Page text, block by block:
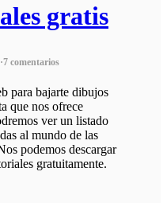
gratis
·7 comentarios
para bajarte dibujos
que nos ofrece
ver un listado
al mundo de las
podemos descargar
gratuitamente.